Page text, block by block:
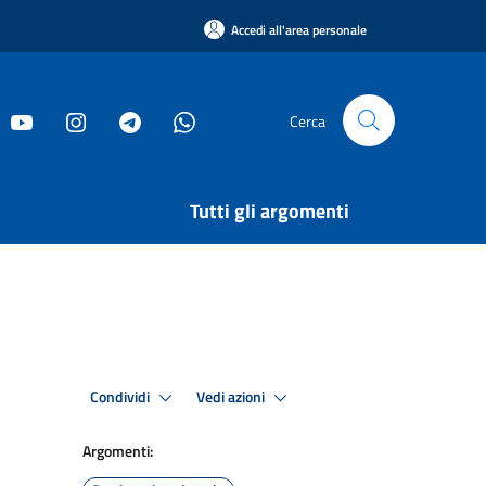
Accedi all'area personale
Cerca
Tutti gli argomenti
Condividi Vedi azioni
Argomenti: